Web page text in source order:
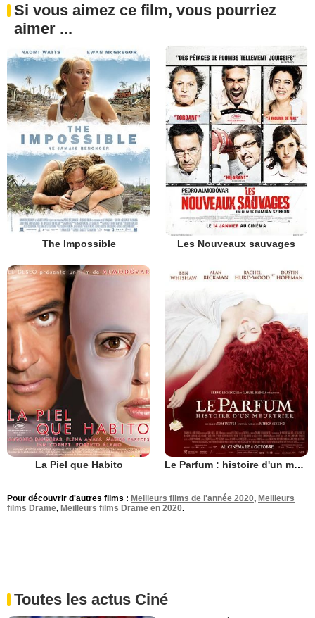
Si vous aimez ce film, vous pourriez
aimer ...
The Impossible Les Nouveaux sauvages
La Piel que Habito Le Parfum : histoire d'un meurtrier
Pour découvrir d'autres films : Meilleurs films de l'année 2020, Meilleurs
films Drame, Meilleurs films Drame en 2020.
Toutes les actus Ciné